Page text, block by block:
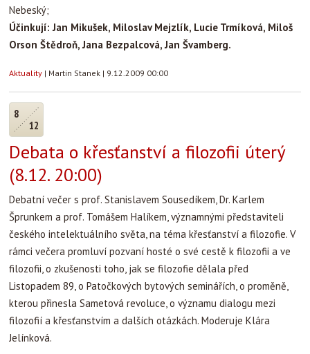
Nebeský;
Účinkují: Jan Mikušek, Miloslav Mejzlík, Lucie Trmíková, Miloš
Orson Štědroň, Jana Bezpalcová, Jan Švamberg.
Aktuality | Martin Stanek | 9.12.2009 00:00
8
12
Debata o křesťanství a filozofii úterý
(8.12. 20:00)
Debatní večer s prof. Stanislavem Sousedíkem, Dr. Karlem
Šprunkem a prof. Tomášem Halíkem, významnými představiteli
českého intelektuálního světa, na téma křesťanství a filozofie. V
rámci večera promluví pozvaní hosté o své cestě k filozofii a ve
filozofii, o zkušenosti toho, jak se filozofie dělala před
Listopadem 89, o Patočkových bytových seminářích, o proměně,
kterou přinesla Sametová revoluce, o významu dialogu mezi
filozofií a křesťanstvím a dalších otázkách. Moderuje Klára
Jelínková.